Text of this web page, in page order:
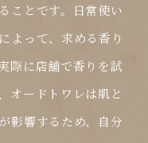
ことです。日常使い
よって、求める香り
際に店舗で香りを試
オードトワレは肌と
影響するため、自分